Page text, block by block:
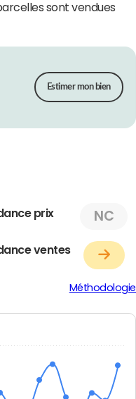
sont vendues
Estimer mon bien
prix NC
ventes
Méthodologie